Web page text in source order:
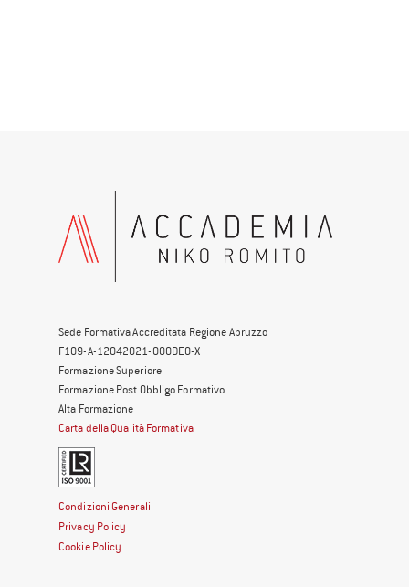
Sede Formativa Accreditata Regione Abruzzo
F109-A-12042021-000DE0-X
Formazione Superiore
Formazione Post Obbligo Formativo
Alta Formazione
Carta della Qualità Formativa
Condizioni Generali
Privacy Policy
Cookie Policy